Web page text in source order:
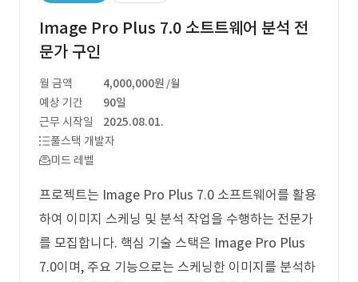
Image Pro Plus 7.0 소트트웨어 분석 전
문가 구인
월 금액 4,000,000원 /월
예상 기간
90일
근무 시작일
2025.08.01.
풀스택 개발자
미드 레벨
프로젝트는 Image Pro Plus 7.0 소프트웨어를 활용
하여 이미지 스케닝 및 분석 작업을 수행하는 전문가
를 모집합니다. 핵심 기술 스택은 Image Pro Plus
7.0이며, 주요 기능으로는 스케닝한 이미지를 분석하